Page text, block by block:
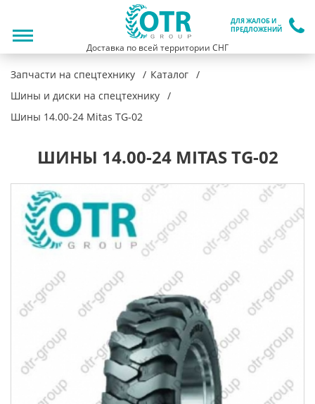
ДЛЯ ЖАЛОБ И
ПРЕДЛОЖЕНИЙ
Доставка по всей территории СНГ
Запчасти на спецтехнику
Каталог
Шины и диски на спецтехнику
Шины 14.00-24 Mitas TG-02
ШИНЫ 14.00-24 MITAS TG-02